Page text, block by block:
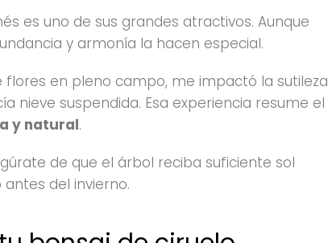
es uno de sus grandes atractivos. Aunque
y armonía la hacen especial.
flores en pleno campo, me impactó la sutileza
nieve suspendida. Esa experiencia resume el
y natural.
de que el árbol reciba suficiente sol
del invierno.